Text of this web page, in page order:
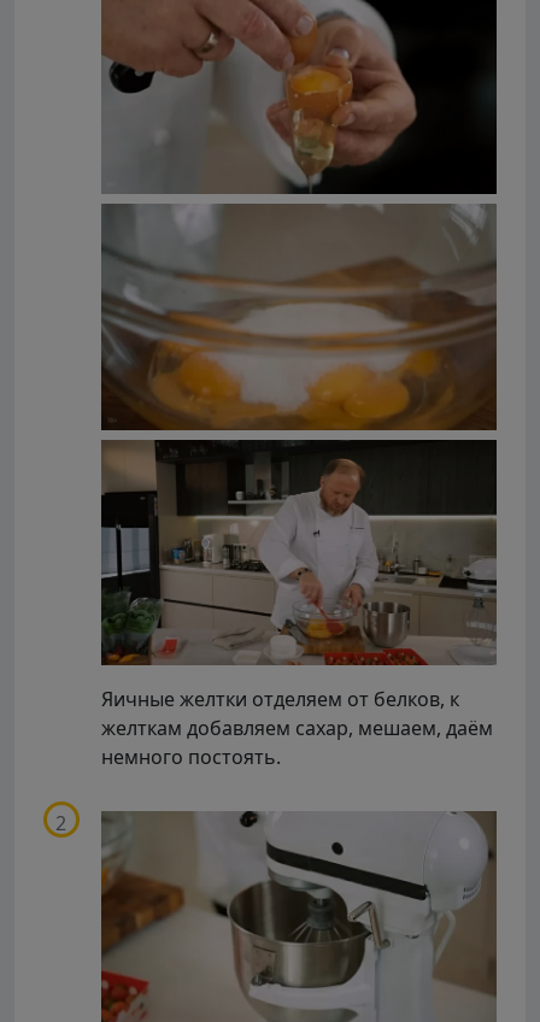
Яичные желтки отделяем от белков, к
желткам добавляем сахар, мешаем, даём
немного постоять.